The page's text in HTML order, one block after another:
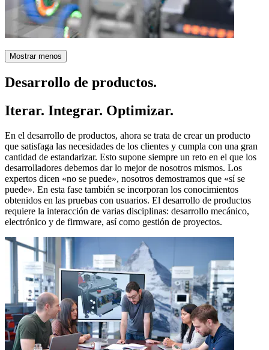
Mostrar menos
Desarrollo de productos.
Iterar. Integrar. Optimizar.
En el desarrollo de productos, ahora se trata de crear un producto
que satisfaga las necesidades de los clientes y cumpla con una gran
cantidad de estandarizar. Esto supone siempre un reto en el que los
desarrolladores debemos dar lo mejor de nosotros mismos. Los
expertos dicen «no se puede», nosotros demostramos que «sí se
puede». En esta fase también se incorporan los conocimientos
obtenidos en las pruebas con usuarios. El desarrollo de productos
requiere la interacción de varias disciplinas: desarrollo mecánico,
electrónico y de firmware, así como gestión de proyectos.